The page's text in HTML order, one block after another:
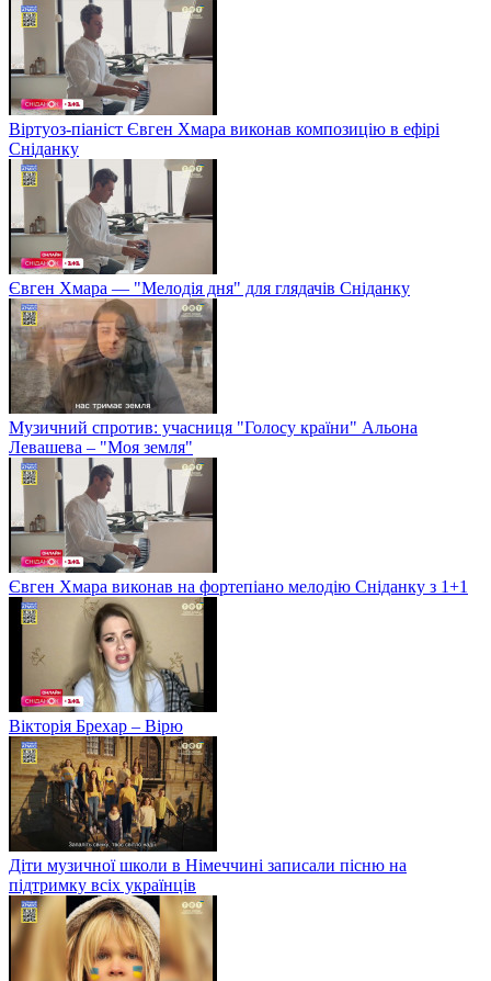
Віртуоз-піаніст Євген Хмара виконав композицію в ефірі
Сніданку
Євген Хмара — "Мелодія дня" для глядачів Сніданку
Музичний спротив: учасниця "Голосу країни" Альона
Левашева – "Моя земля"
Євген Хмара виконав на фортепіано мелодію Сніданку з 1+1
Вікторія Брехар – Вірю
Діти музичної школи в Німеччині записали пісню на
підтримку всіх українців